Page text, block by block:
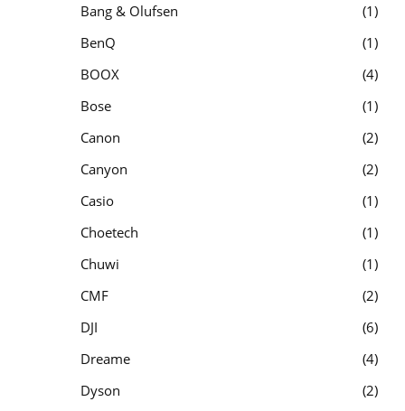
Bang & Olufsen
1
BenQ
1
BOOX
4
Bose
1
Canon
2
Canyon
2
Casio
1
Choetech
1
Chuwi
1
CMF
2
DJI
6
Dreame
4
Dyson
2